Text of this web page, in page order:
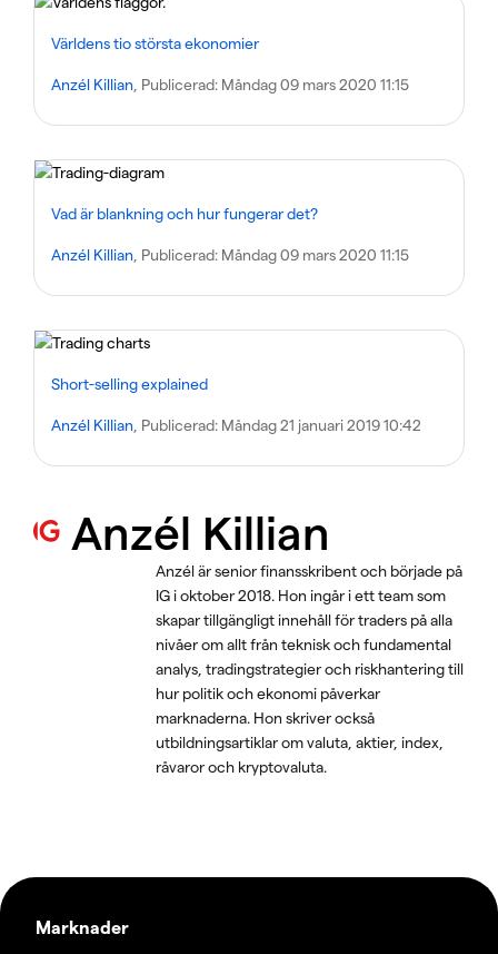
Världens tio största ekonomier
Anzél Killian , Publicerad: Måndag 09 mars 2020 11:15
Vad är blankning och hur fungerar det?
Anzél Killian , Publicerad: Måndag 09 mars 2020 11:15
Short-selling explained
Anzél Killian , Publicerad: Måndag 21 januari 2019 10:42
Anzél Killian
Anzél är senior finansskribent och började på
IG i oktober 2018. Hon ingår i ett team som
skapar tillgängligt innehåll för traders på alla
nivåer om allt från teknisk och fundamental
analys, tradingstrategier och riskhantering till
hur politik och ekonomi påverkar
marknaderna. Hon skriver också
utbildningsartiklar om valuta, aktier, index,
råvaror och kryptovaluta.
Marknader